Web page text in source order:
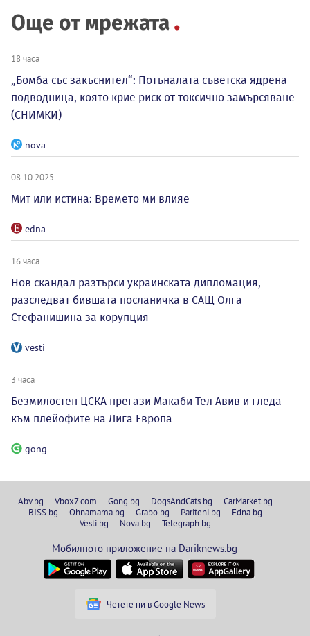
Още от мрежата
18 часа
„Бомба със закъснител“: Потъналата съветска ядрена
подводница, която крие риск от токсично замърсяване
(СНИМКИ)
nova
08.10.2025
Мит или истина: Времето ми влияе
edna
16 часа
Нов скандал разтърси украинската дипломация,
разследват бившата посланичка в САЩ Олга
Стефанишина за корупция
vesti
3 часа
Безмилостен ЦСКА прегази Макаби Тел Авив и гледа
към плейофите на Лига Европа
gong
Abv.bg Vbox7.com Gong.bg DogsAndCats.bg
CarMarket.bg
BISS.bg
Ohnamama.bg Grabo.bg Pariteni.bg
Edna.bg
Vesti.bg
Nova.bg Telegraph.bg
Мобилното приложение на Dariknews.bg
Четете ни в Google News